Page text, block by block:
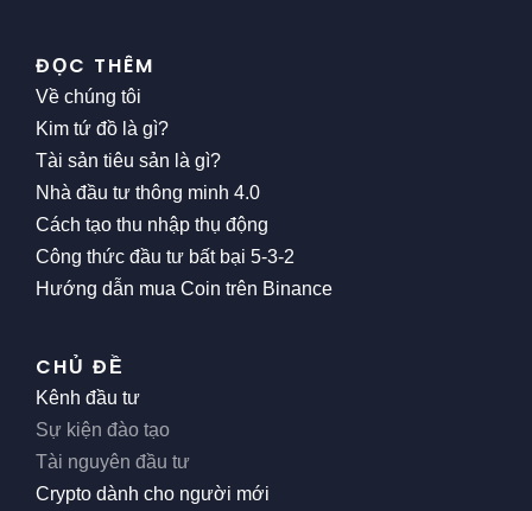
ĐỌC THÊM
Về chúng tôi
Kim tứ đồ là gì?
Tài sản tiêu sản là gì?
Nhà đầu tư thông minh 4.0
Cách tạo thu nhập thụ động
Công thức đầu tư bất bại 5-3-2
Hướng dẫn mua Coin trên Binance
CHỦ ĐỀ
Kênh đầu tư
Sự kiện đào tạo
Tài nguyên đầu tư
Crypto dành cho người mới